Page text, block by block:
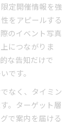
定開催情報を強
をアピールする
のイベント写真
につながりま
な告知だけで
です。
なく、タイミン
。ターゲット層
で案内を届ける